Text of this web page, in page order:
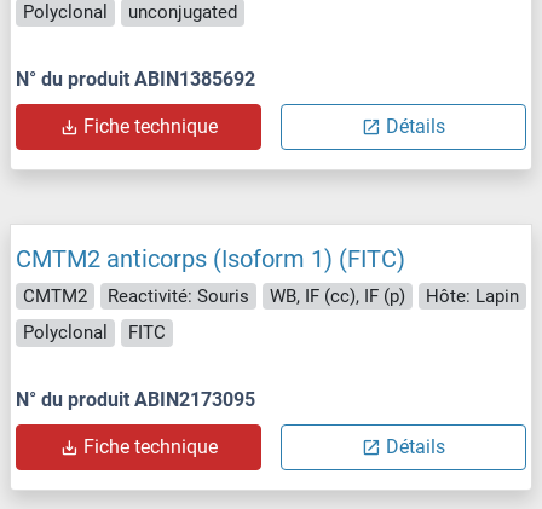
Polyclonal
unconjugated
N° du produit ABIN1385692
Fiche technique Détails
CMTM2 anticorps (Isoform 1) (FITC)
CMTM2 Reactivité: Souris WB, IF (cc), IF (p)
Hôte: Lapin
Polyclonal
FITC
N° du produit ABIN2173095
Fiche technique Détails